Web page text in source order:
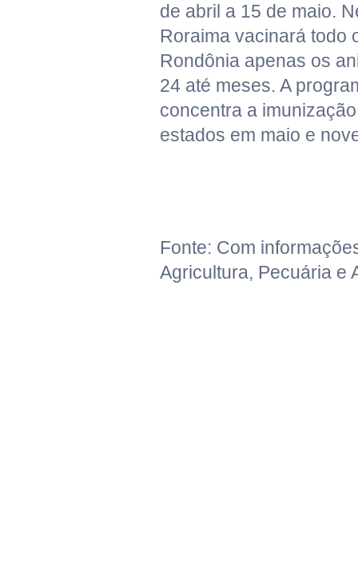
de abril a 15 de maio.
Roraima vacinará todo
Rondônia apenas os
24 até meses. A
concentra a
estados em maio e
Fonte: Com
Agricultura, Pecuária e